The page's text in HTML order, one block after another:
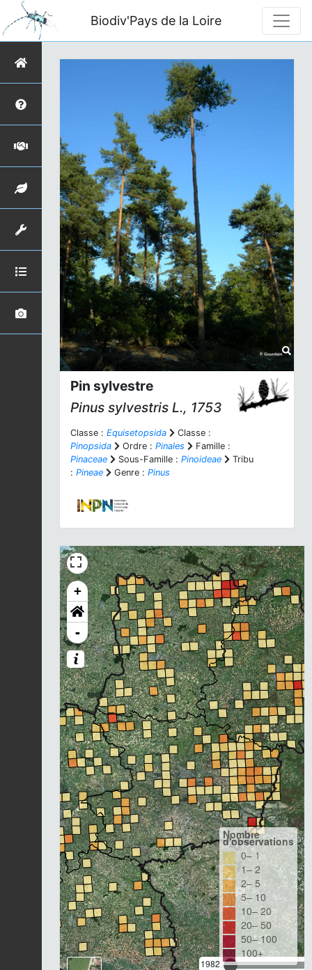
Biodiv'Pays de la Loire
Pin sylvestre
Pinus sylvestris L., 1753
Classe : Equisetopsida
Classe :
Pinopsida
Ordre : Pinales
Famille :
Pinaceae
Sous-Famille : Pinoideae
Tribu
: Pineae Genre : Pinus
+
-
1982
Nombre
d'observations
0– 1
1– 2
2– 5
5– 10
10– 20
20– 50
50– 100
100+